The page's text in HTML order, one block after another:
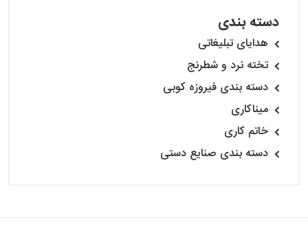
دسته بندی
هدایای تبلیغاتی
تخته نرد و شطرنج
دسته بندی فیروزه کوبی
میناکاری
خاتم کاری
دسته بندی صنایع دستی